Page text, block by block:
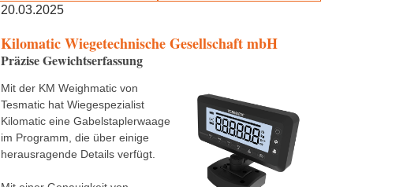
20.03.2025
Kilomatic Wiegetechnische Gesellschaft mbH
Präzise Gewichtserfassung
Mit der KM Weighmatic von
Tesmatic hat Wiegespezialist
Kilomatic eine Gabelstaplerwaage
im Programm, die über einige
herausragende Details verfügt.